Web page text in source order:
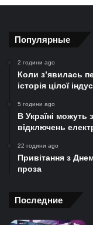
Популярные
2 години ago
Коли з’явилась
історія цілої
5 години ago
В Україні можуть
відключень
22 години ago
Привітання з
проза
Последние